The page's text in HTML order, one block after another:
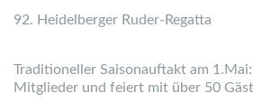
92. Heidelberger Ruder-Regatta
Traditioneller Saisonauftakt am
Mitglieder und feiert mit über 50